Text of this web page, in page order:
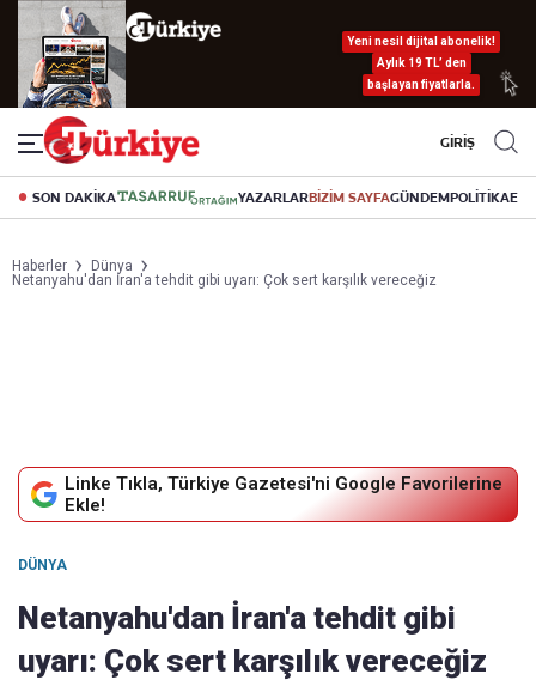
Yeni nesil dijital abonelik!
Aylık 19 TL’ den
başlayan fiyatlarla.
GİRİŞ
SON DAKİKA YAZARLARBİZİM SAYFAGÜNDEMPOLİTİKA
Haberler
Dünya
Netanyahu'dan İran'a tehdit gibi uyarı: Çok sert karşılık vereceğiz
Linke Tıkla, Türkiye Gazetesi'ni Google Favorilerine
Ekle!
DÜNYA
Netanyahu'dan İran'a tehdit gibi
uyarı: Çok sert karşılık vereceğiz